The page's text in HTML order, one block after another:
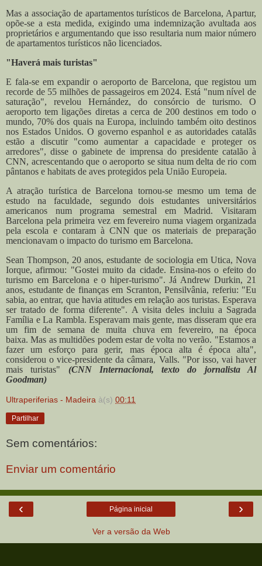
Mas a associação de apartamentos turísticos de Barcelona, Apartur,
opõe-se a esta medida, exigindo uma indemnização avultada aos
proprietários e argumentando que isso resultaria num maior número
de apartamentos turísticos não licenciados.
"Haverá mais turistas"
E fala-se em expandir o aeroporto de Barcelona, que registou um
recorde de 55 milhões de passageiros em 2024. Está "num nível de
saturação", revelou Hernández, do consórcio de turismo. O
aeroporto tem ligações diretas a cerca de 200 destinos em todo o
mundo, 70% dos quais na Europa, incluindo também oito destinos
nos Estados Unidos. O governo espanhol e as autoridades catalãs
estão a discutir "como aumentar a capacidade e proteger os
arredores", disse o gabinete de imprensa do presidente catalão à
CNN, acrescentando que o aeroporto se situa num delta de rio com
pântanos e habitats de aves protegidos pela União Europeia.
A atração turística de Barcelona tornou-se mesmo um tema de
estudo na faculdade, segundo dois estudantes universitários
americanos num programa semestral em Madrid. Visitaram
Barcelona pela primeira vez em fevereiro numa viagem organizada
pela escola e contaram à CNN que os materiais de preparação
mencionavam o impacto do turismo em Barcelona.
Sean Thompson, 20 anos, estudante de sociologia em Utica, Nova
Iorque, afirmou: "Gostei muito da cidade. Ensina-nos o efeito do
turismo em Barcelona e o hiper-turismo".Já Andrew Durkin, 21
anos, estudante de finanças em Scranton, Pensilvânia, referiu: "Eu
sabia, ao entrar, que havia atitudes em relação aos turistas. Esperava
ser tratado de forma diferente". A visita deles incluiu a Sagrada
Família e La Rambla. Esperavam mais gente, mas disseram que era
um fim de semana de muita chuva em fevereiro, na época
baixa.Mas as multidões podem estar de volta no verão. "Estamos a
fazer um esforço para gerir, mas época alta é época alta",
considerou o vice-presidente da câmara, Valls. "Por isso, vai haver
mais turistas" (CNN Internacional, texto do jornalista Al
Goodman)
Ultraperiferias - Madeira à(s) 00:11
Partilhar
Sem comentários:
Enviar um comentário
‹ ›
Página inicial
Ver a versão da Web